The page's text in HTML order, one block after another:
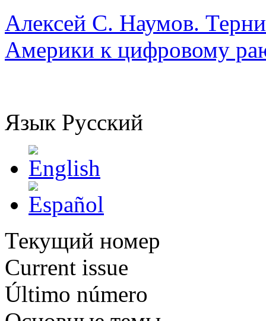
Алексей С. Наумов.
Америки к цифровому
Язык Русский
Текущий номер
Current issue
Último número